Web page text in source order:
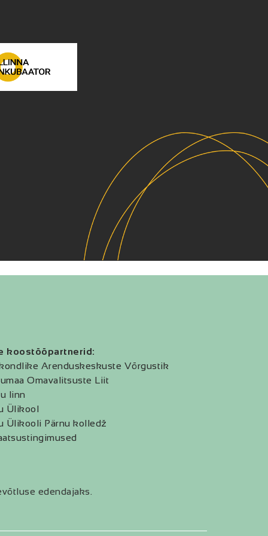
koostööpartnerid:
Arenduskeskuste Võrgustik
Omavalitsuste Liit
linn
Ülikool
Ülikooli Pärnu kolledž
edendajaks.